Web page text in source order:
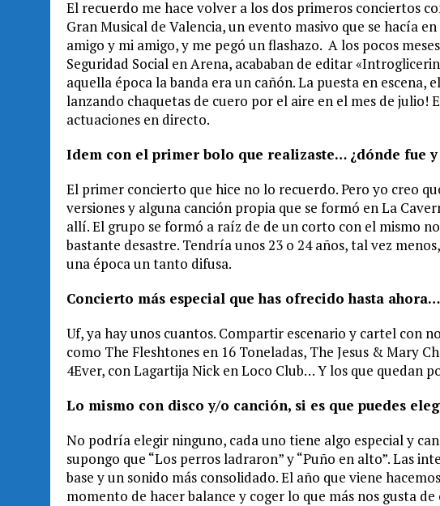
El recuerdo me hace volver a los dos primeros conciertos
Gran Musical de Valencia, un evento masivo que se hacía
amigo y mi amigo, y me pegó un flashazo. A los pocos
Seguridad Social en Arena, acababan de editar
aquella época la banda era un cañón. La puesta en escena,
lanzando chaquetas de cuero por el aire en el mes de julio!
actuaciones en directo.
Idem con el primer bolo que realizaste… ¿dónde fue y
El primer concierto que hice no lo recuerdo. Pero yo creo
versiones y alguna canción propia que se formó en La
allí. El grupo se formó a raíz de de un corto con el mismo
bastante desastre. Tendría unos 23 o 24 años, tal vez
una época un tanto difusa.
Concierto más especial que has ofrecido hasta ahora…
Uf, ya hay unos cuantos. Compartir escenario y cartel con
como The Fleshtones en 16 Toneladas, The Jesus & Mary
4Ever, con Lagartija Nick en Loco Club… Y los que quedan
Lo mismo con disco y/o canción, si es que puedes
No podría elegir ninguno, cada uno tiene algo especial y
supongo que “Los perros ladraron” y “Puño en alto”. Las
base y un sonido más consolidado. El año que viene
momento de hacer balance y coger lo que más nos gusta de